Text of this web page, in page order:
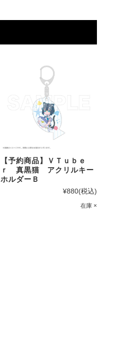
【予約商品】ＶＴｕｂｅ
ｒ 真黒猫 アクリルキー
ホルダーＢ
¥880(税込)
在庫 ×